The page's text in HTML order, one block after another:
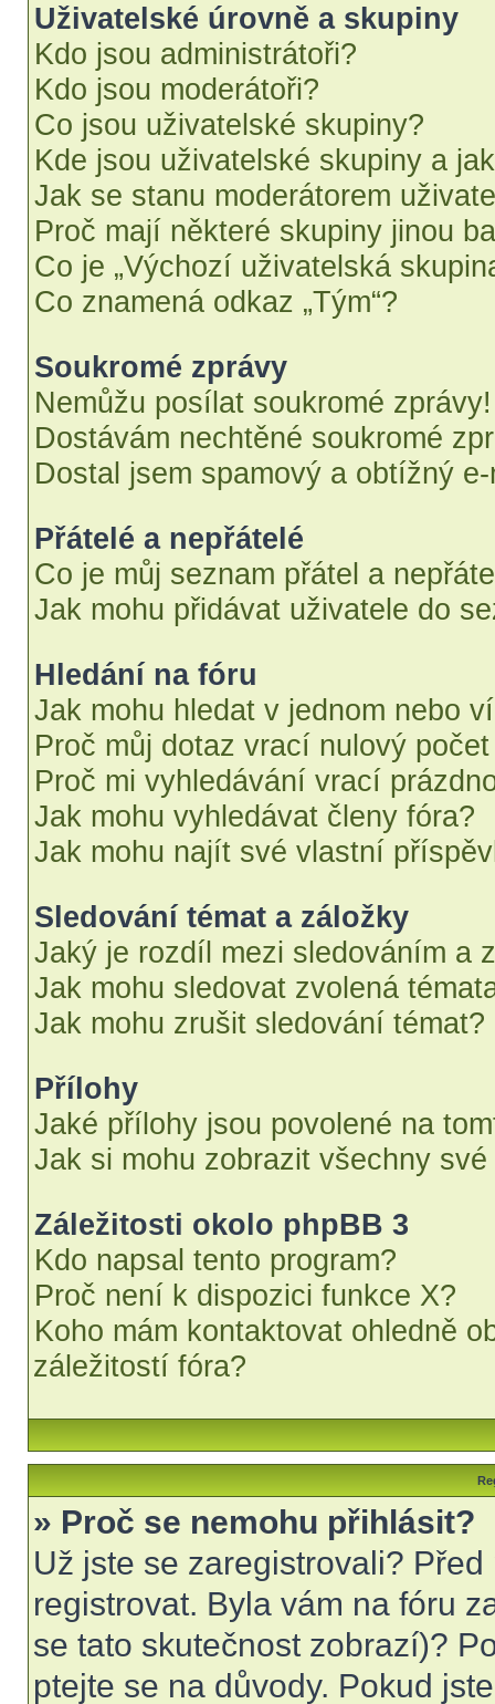
Uživatelské úrovně a skupiny
Kdo jsou administrátoři?
Kdo jsou moderátoři?
Co jsou uživatelské skupiny?
Kde jsou uživatelské skupiny a
Jak se stanu moderátorem
Proč mají některé skupiny jinou
Co je „Výchozí uživatelská
Co znamená odkaz „Tým“?
Soukromé zprávy
Nemůžu posílat soukromé zprávy!
Dostávám nechtěné soukromé
Dostal jsem spamový a obtížný
Přátelé a nepřátelé
Co je můj seznam přátel a
Jak mohu přidávat uživatele do
Hledání na fóru
Jak mohu hledat v jednom nebo
Proč můj dotaz vrací nulový
Proč mi vyhledávání vrací
Jak mohu vyhledávat členy fóra?
Jak mohu najít své vlastní
Sledování témat a záložky
Jaký je rozdíl mezi sledováním a
Jak mohu sledovat zvolená
Jak mohu zrušit sledování témat?
Přílohy
Jaké přílohy jsou povolené na
Jak si mohu zobrazit všechny
Záležitosti okolo phpBB 3
Kdo napsal tento program?
Proč není k dispozici funkce X?
Koho mám kontaktovat ohledně
záležitostí fóra?
» Proč se nemohu přihlásit?
Už jste se zaregistrovali?
registrovat. Byla vám na fóru
se tato skutečnost zobrazí)?
ptejte se na důvody. Pokud